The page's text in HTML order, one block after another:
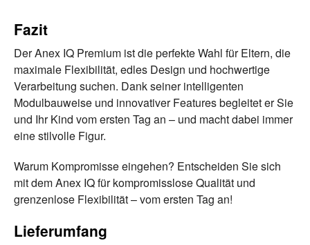
Fazit
Der Anex IQ Premium ist die perfekte Wahl für Eltern, die
maximale Flexibilität, edles Design und hochwertige
Verarbeitung suchen. Dank seiner intelligenten
Modulbauweise und innovativer Features begleitet er Sie
und Ihr Kind vom ersten Tag an – und macht dabei immer
eine stilvolle Figur.
Warum Kompromisse eingehen? Entscheiden Sie sich
mit dem Anex IQ für kompromisslose Qualität und
grenzenlose Flexibilität – vom ersten Tag an!
Lieferumfang